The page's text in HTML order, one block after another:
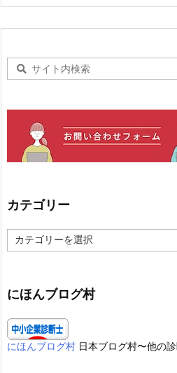
カテゴリー
テ
ー
にほんブログ村
にほんブログ村 日本ブログ村〜他の